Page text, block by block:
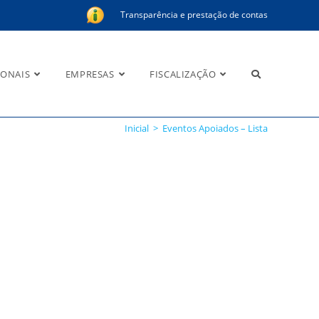
Transparência e prestação de contas
EMPRESAS FISCALIZAÇÃO
Inicial > Eventos Apoiados – Lista